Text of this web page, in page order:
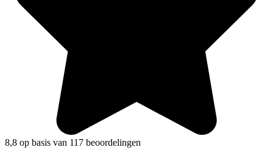
8,8 op basis van 117 beoordelingen